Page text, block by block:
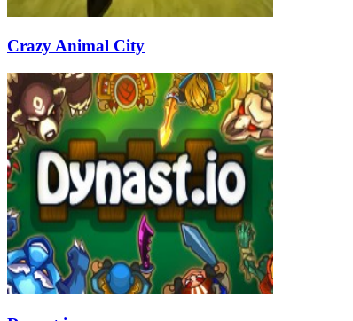
Crazy Animal City